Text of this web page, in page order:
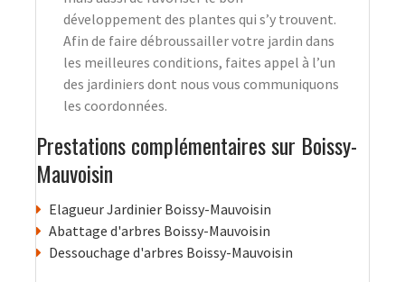
développement des plantes qui s’y trouvent.
Afin de faire débroussailler votre jardin dans
les meilleures conditions, faites appel à l’un
des jardiniers dont nous vous communiquons
les coordonnées.
Prestations complémentaires sur Boissy-
Mauvoisin
Elagueur Jardinier Boissy-Mauvoisin
Abattage d'arbres Boissy-Mauvoisin
Dessouchage d'arbres Boissy-Mauvoisin